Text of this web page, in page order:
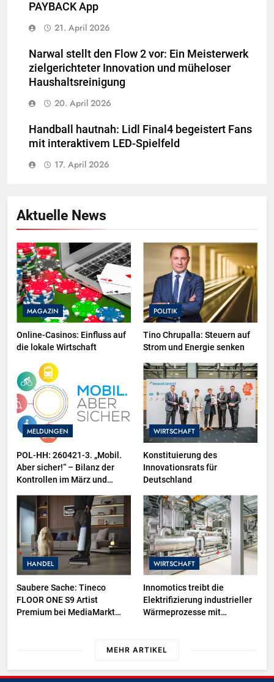
PAYBACK App
21. April 2026
Narwal stellt den Flow 2 vor: Ein Meisterwerk
zielgerichteter Innovation und müheloser
Haushaltsreinigung
20. April 2026
Handball hautnah: Lidl Final4 begeistert Fans
mit interaktivem LED-Spielfeld
17. April 2026
Aktuelle News
MAGAZIN
Online-Casinos: Einfluss auf
die lokale Wirtschaft
POLITIK
Tino Chrupalla: Steuern auf
Strom und Energie senken
MELDUNGEN
POL-HH: 260421-3. „Mobil.
Aber sicher!“ – Bilanz der
Kontrollen im März und
Schwerpunktthema im April
WIRTSCHAFT
Konstituierung des
Innovationsrats für
Deutschland
HANDEL
Saubere Sache: Tineco
FLOOR ONE S9 Artist
Premium bei MediaMarkt
WIRTSCHAFT
Innomotics treibt die
Elektrifizierung industrieller
Wärmeprozesse mit
MEHR ARTIKEL